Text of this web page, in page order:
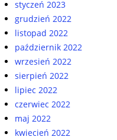
styczeń 2023
grudzień 2022
listopad 2022
październik 2022
wrzesień 2022
sierpień 2022
lipiec 2022
czerwiec 2022
maj 2022
kwiecień 2022